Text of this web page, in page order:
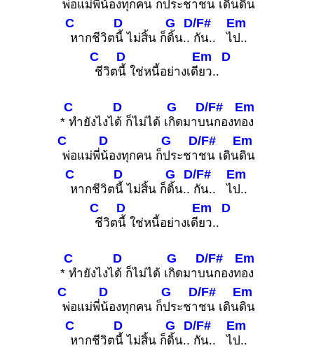
พ่อแม่พี่น้องทุกคน ก็ประชาชน เดินดิน
C
หากชีวิต
D
นี้ ไม่สิ้น ก็
G
ดิ้น..
D/F#
กัน.. ไ
Em
ป..
C
ชีวิต
D
นี้ ใช่หนี้อย่างเดี
Em
ยว..
D
*
C
ทำยังไงไ
D
ด้ ก็ไม่ได้ เ
G
กิดมาบ
D/F#
นกองท
Em
อง
C
พ่อแม่พี่
D
น้องทุกคน ก็
G
ประชา
D/F#
ชน เดิน
Em
ดิน
C
หากชีวิต
D
นี้ ไม่สิ้น ก็
G
ดิ้น..
D/F#
กัน.. ไ
Em
ป..
C
ชีวิต
D
นี้ ใช่หนี้อย่างเดี
Em
ยว..
D
*
C
ทำยังไงไ
D
ด้ ก็ไม่ได้ เ
G
กิดมาบ
D/F#
นกองท
Em
อง
C
พ่อแม่พี่
D
น้องทุกคน ก็
G
ประชา
D/F#
ชน เดิน
Em
ดิน
C
หากชีวิต
D
นี้ ไม่สิ้น ก็
G
ดิ้น..
D/F#
กัน.. ไ
Em
ป..